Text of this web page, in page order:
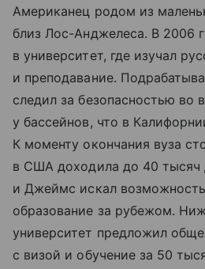
Американец родом из
близ Лос-Анджелеса. В 2006
в университет, где изучал
и преподавание.
следил за безопасностью во
у бассейнов, что в
К моменту окончания вуза
в США доходила до 40 тысяч
и Джеймс искал
образование за рубежом.
университет предложил
с визой и обучение за 50